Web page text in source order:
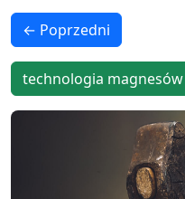
← Poprzedni
technologia magnesów